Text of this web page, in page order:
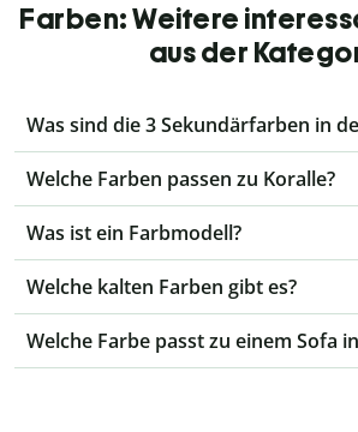
Farben: Weitere
aus der
Was sind die 3 Sekundärfarben in
Welche Farben passen zu Koralle?
Was ist ein Farbmodell?
Welche kalten Farben gibt es?
Welche Farbe passt zu einem Sofa